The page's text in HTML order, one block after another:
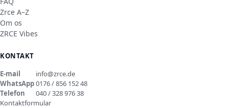
Zrce A–Z
Om os
ZRCE Vibes
KONTAKT
E-mail
info@zrce.de
WhatsApp0176 / 856 152 48
Telefon
040 / 328 976 38
Kontaktformular